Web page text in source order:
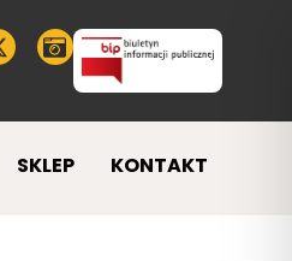
SKLEP KONTAKT